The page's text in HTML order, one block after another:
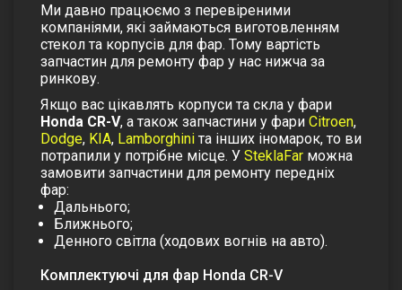
Ми давно працюємо з перевіреними
компаніями, які займаються виготовленням
стекол та корпусів для фар. Тому вартість
запчастин для ремонту фар у нас нижча за
ринкову.
Якщо вас цікавлять корпуси та скла у фари
Honda CR-V, а також запчастини у фари Citroen,
Dodge, KIA, Lamborghini та інших іномарок, то ви
потрапили у потрібне місце. У SteklaFar можна
замовити запчастини для ремонту передніх
фар:
Дальнього;
Ближнього;
Денного світла (ходових вогнів на авто).
Комплектуючі для фар Honda CR-V